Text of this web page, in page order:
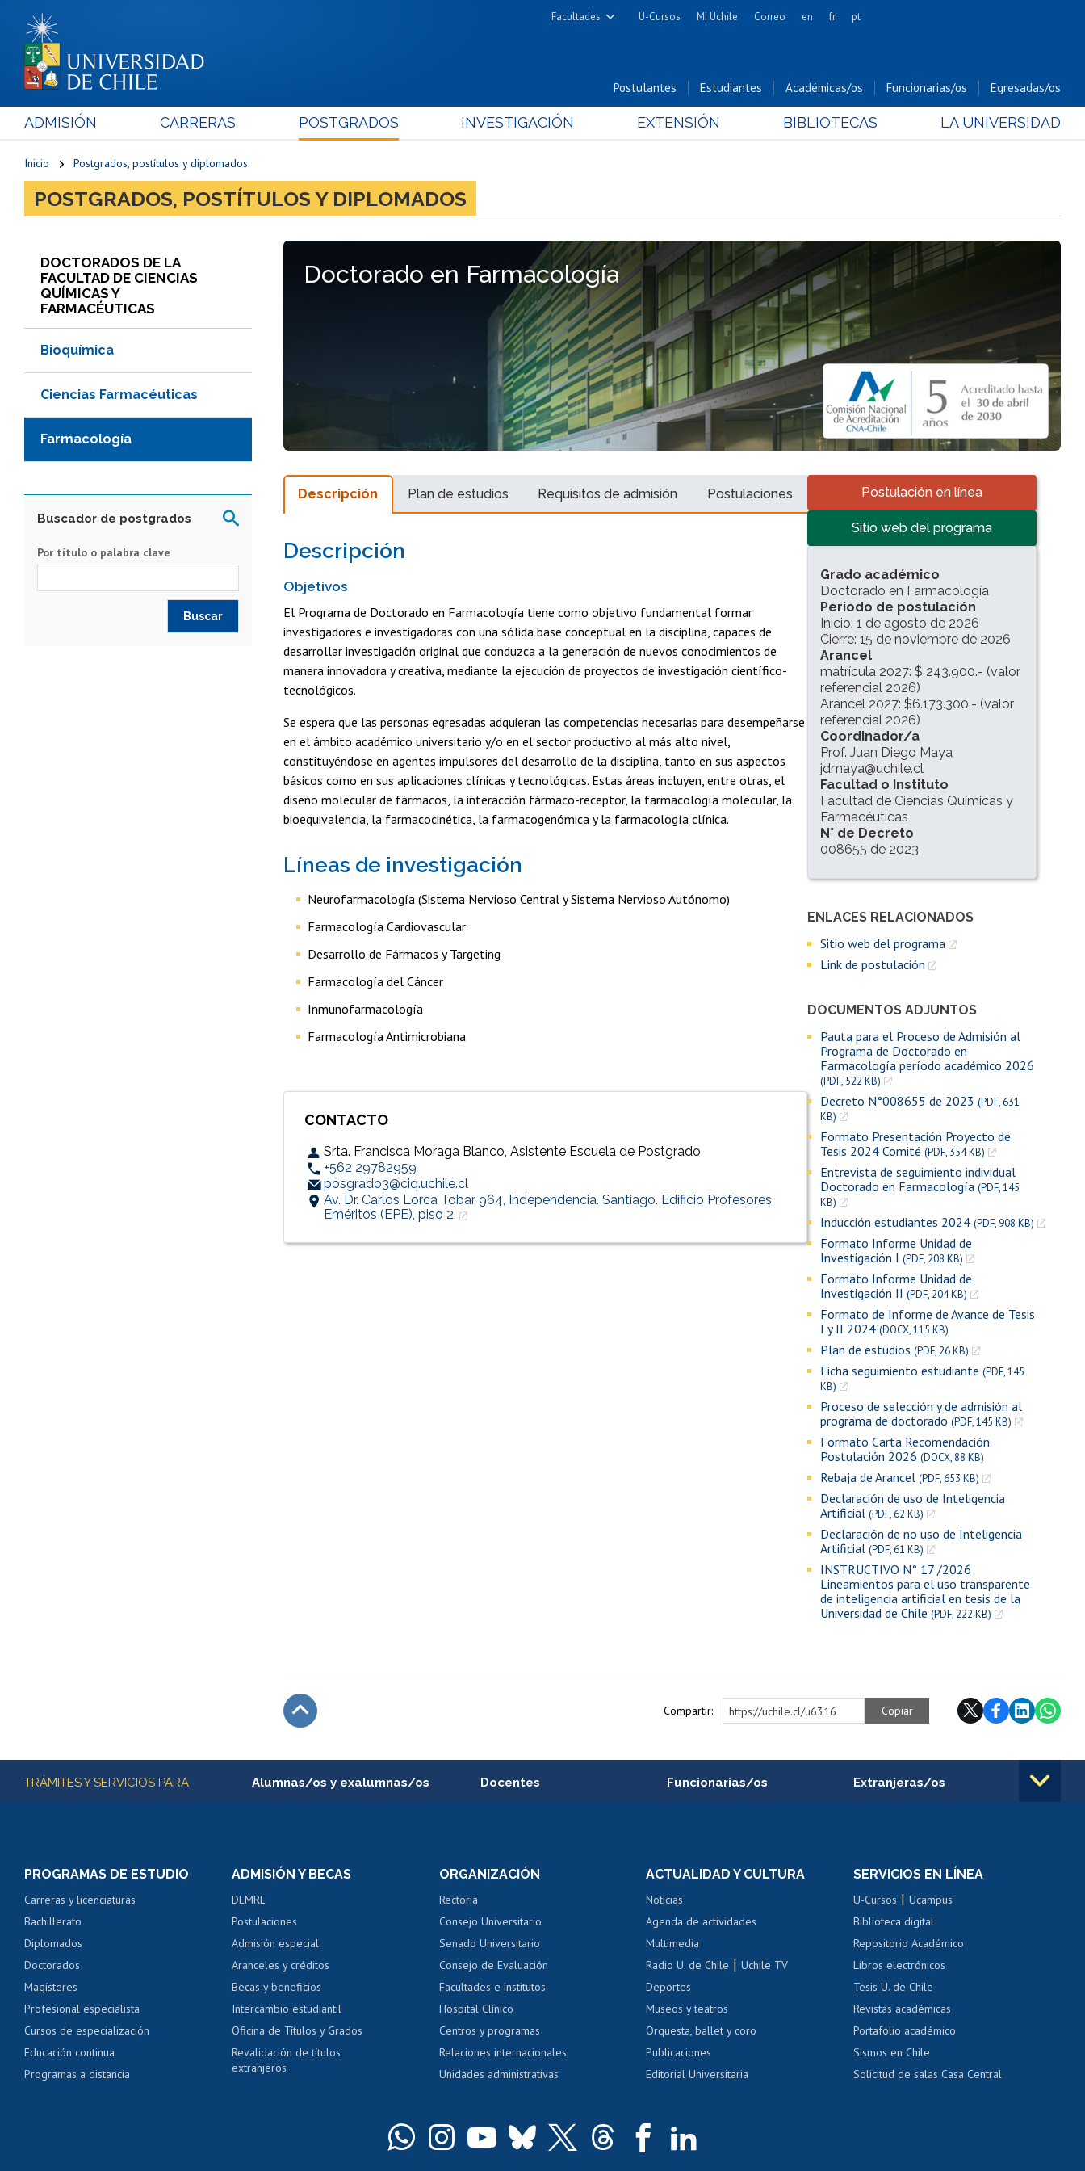
Facultades
Cs. Físicas y Matemáticas
Cs. Forestales y Conservación
Cs. Químicas y Farmacéuticas
Cs. Sociales
Estudios Avanzados en Educación
Estudios Internacionales
Nutrición y Tecnología de
Alimentos
Bachillerato
Hospital Clínico
U-Cursos Mi Uchile Correo en fr pt
Postulantes Estudiantes Académicas/os Funcionarias/os Egresadas/os
ADMISIÓN CARRERAS POSTGRADOS INVESTIGACIÓN EXTENSIÓN BIBLIOTECAS LA UNIVERSIDAD
Inicio Postgrados, postítulos y diplomados
POSTGRADOS, POSTÍTULOS Y DIPLOMADOS
DOCTORADOS DE LA
FACULTAD DE CIENCIAS
QUÍMICAS Y
FARMACÉUTICAS
Bioquímica
Ciencias Farmacéuticas
Farmacología
Buscador de postgrados
Por título o palabra clave
Doctorado en Farmacología
Descripción Plan de estudios Requisitos de admisión Postulaciones
Descripción
Objetivos
El Programa de Doctorado en Farmacología tiene como objetivo fundamental formar
investigadores e investigadoras con una sólida base conceptual en la disciplina, capaces de
desarrollar investigación original que conduzca a la generación de nuevos conocimientos de
manera innovadora y creativa, mediante la ejecución de proyectos de investigación científico-
tecnológicos.
Se espera que las personas egresadas adquieran las competencias necesarias para desempeñarse
en el ámbito académico universitario y/o en el sector productivo al más alto nivel,
constituyéndose en agentes impulsores del desarrollo de la disciplina, tanto en sus aspectos
básicos como en sus aplicaciones clínicas y tecnológicas. Estas áreas incluyen, entre otras, el
diseño molecular de fármacos, la interacción fármaco-receptor, la farmacología molecular, la
bioequivalencia, la farmacocinética, la farmacogenómica y la farmacología clínica.
Líneas de investigación
Neurofarmacología (Sistema Nervioso Central y Sistema Nervioso Autónomo)
Farmacología Cardiovascular
Desarrollo de Fármacos y Targeting
Farmacología del Cáncer
Inmunofarmacología
Farmacología Antimicrobiana
CONTACTO
Srta. Francisca Moraga Blanco, Asistente Escuela de Postgrado
+562 29782959
posgrado3@ciq.uchile.cl
Av. Dr. Carlos Lorca Tobar 964, Independencia. Santiago. Edificio Profesores
Eméritos (EPE), piso 2.
Accesos directos
Postulación en línea
Sitio web del programa
INFORMACIÓN DEL PROGRAMA
Grado académico
Doctorado en Farmacología
Periodo de postulación
Inicio: 1 de agosto de 2026
Cierre: 15 de noviembre de 2026
Arancel
matrícula 2027: $ 243.900.- (valor
referencial 2026)
Arancel 2027: $6.173.300.- (valor
referencial 2026)
Coordinador/a
Prof. Juan Diego Maya
jdmaya@uchile.cl
Facultad o Instituto
Facultad de Ciencias Químicas y
Farmacéuticas
N° de Decreto
008655 de 2023
Enlaces y documentos de interés
ENLACES RELACIONADOS
Sitio web del programa
Link de postulación
DOCUMENTOS ADJUNTOS
Pauta para el Proceso de Admisión al
Programa de Doctorado en
Farmacología período académico 2026
(PDF, 522 KB)
Decreto N°008655 de 2023 (PDF, 631
KB)
Formato Presentación Proyecto de
Tesis 2024 Comité (PDF, 354 KB)
Entrevista de seguimiento individual
Doctorado en Farmacología (PDF, 145
KB)
Inducción estudiantes 2024 (PDF, 908 KB)
Formato Informe Unidad de
Investigación I (PDF, 208 KB)
Formato Informe Unidad de
Investigación II (PDF, 204 KB)
Formato de Informe de Avance de Tesis
I y II 2024 (DOCX, 115 KB)
Plan de estudios (PDF, 26 KB)
Ficha seguimiento estudiante (PDF, 145
KB)
Proceso de selección y de admisión al
programa de doctorado (PDF, 145 KB)
Formato Carta Recomendación
Postulación 2026 (DOCX, 88 KB)
Rebaja de Arancel (PDF, 653 KB)
Declaración de uso de Inteligencia
Artificial (PDF, 62 KB)
Declaración de no uso de Inteligencia
Artificial (PDF, 61 KB)
INSTRUCTIVO N° 17 /2026
Lineamientos para el uso transparente
de inteligencia artificial en tesis de la
Universidad de Chile (PDF, 222 KB)
Compartir: https://uchile.cl/u6316 Copiar
Más información
TRÁMITES Y SERVICIOS PARA Alumnas/os y exalumnas/os
Servicio médico y dental
Pago de arancel y crédito alumnos
Pago de arancel y crédito exalumnos
Certificado de títulos y grados
Docentes
Perfeccionamiento
Evaluación docente
Calificación académica
Postulación al AUCAI
Funcionarias/os
Portal de movilidad interna
Certificado de renta
Certificado de renta
Extranjeras/os
Cursos de español
Mi Uchile Ayuda tecnológica Tarjeta TUI Acoso laboral, sexual y violencia Denuncias administrativas
PROGRAMAS DE ESTUDIO
Carreras y licenciaturas
Bachillerato
Diplomados
Doctorados
Magísteres
Profesional especialista
Cursos de especialización
Educación continua
Programas a distancia
ADMISIÓN Y BECAS
DEMRE
Postulaciones
Admisión especial
Aranceles y créditos
Becas y beneficios
Intercambio estudiantil
Oficina de Títulos y Grados
Revalidación de títulos
extranjeros
ORGANIZACIÓN
Rectoría
Consejo Universitario
Senado Universitario
Consejo de Evaluación
Facultades e institutos
Hospital Clínico
Centros y programas
Relaciones internacionales
Unidades administrativas
ACTUALIDAD Y CULTURA
Noticias
Agenda de actividades
Multimedia
Radio U. de Chile |Uchile TV
Deportes
Museos y teatros
Orquesta, ballet y coro
Publicaciones
Editorial Universitaria
SERVICIOS EN LÍNEA
U-Cursos |Ucampus
Biblioteca digital
Repositorio Académico
Libros electrónicos
Tesis U. de Chile
Revistas académicas
Portafolio académico
Sismos en Chile
Solicitud de salas Casa Central